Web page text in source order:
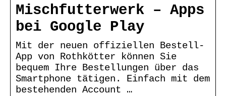
Mischfutterwerk – Apps
bei Google Play
Mit der neuen offiziellen Bestell-
App von Rothkötter können Sie
bequem Ihre Bestellungen über das
Smartphone tätigen. Einfach mit dem
bestehenden Account …